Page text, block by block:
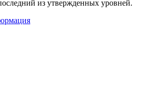
из утвержденных уровней.